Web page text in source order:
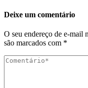
Deixe um comentário
O seu endereço de e-mail
são marcados com *